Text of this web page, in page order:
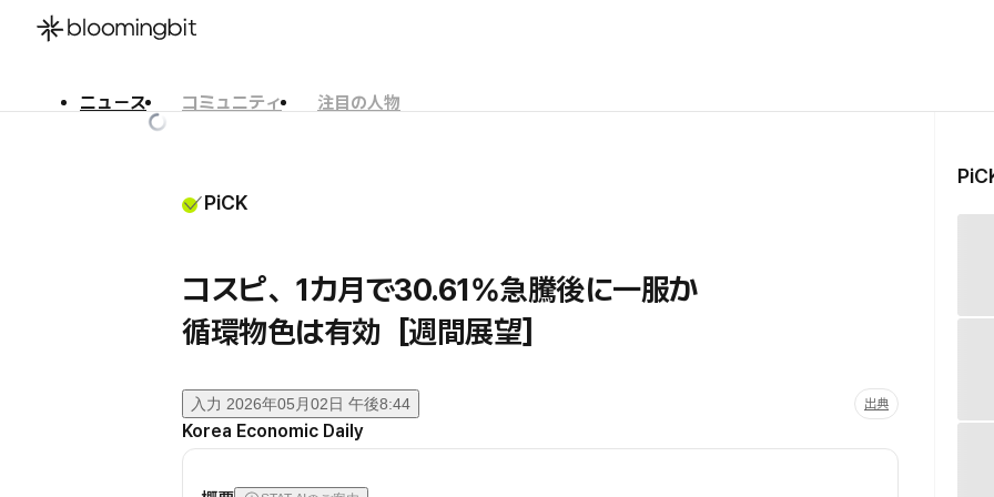
ニュース コミュニティ
注目の人物
PiCK
コスピ、1カ月で30.61%急騰後に一服か
循環物色は有効［週間展望］
入力 2026年05月02日 午後8:44 出典
Korea Economic Daily